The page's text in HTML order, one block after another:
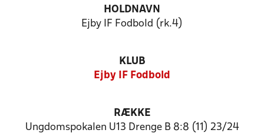
HOLDNAVN
Ejby IF Fodbold (rk.4)
KLUB
Ejby IF Fodbold
RÆKKE
Ungdomspokalen U13 Drenge B 8:8 (11) 23/24